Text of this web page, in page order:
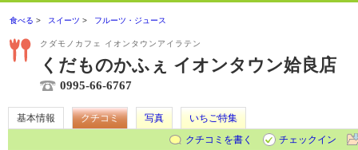
食べる スイーツ フルーツ・ジュース
クダモノカフェ イオンタウンアイラテン
くだものかふぇ イオンタウン姶良店
0995-66-6767
基本情報 クチコミ 写真
いちご特集
クチコミを書く
チェックイン